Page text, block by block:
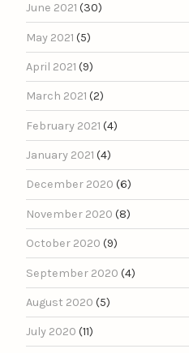
June 2021 (30)
May 2021 (5)
April 2021 (9)
March 2021 (2)
February 2021 (4)
January 2021 (4)
December 2020 (6)
November 2020 (8)
October 2020 (9)
September 2020 (4)
August 2020 (5)
July 2020 (11)